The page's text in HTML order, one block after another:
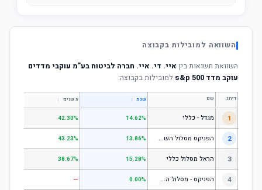
השוואה למובילות בקבוצה
השוואת תשואות בין איי. די. איי. חברה לביטוח בע"מ עוקבי מדדים
עוקב מדד s&p 500
למובילות בקבוצה:
דירוג שם שנה ↕ 3 שנים ↕
1 מגדל - כללי 14.62%
42.30%
2 ה
פניקס מסלול השקעה כללי 13.86%
43.23%
3 הראל מסלול כללי 15.28%
38.67%
4 ה
פניקס - מסלול השקעה בניהול אישי 0.00%
—